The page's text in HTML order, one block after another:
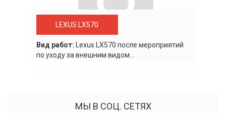
LEXUS LX570
Вид работ: Lexus LХ570 после мероприятий
по уходу за внешним видом...
МЫ В СОЦ. СЕТЯХ